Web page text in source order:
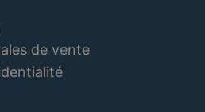
de vente